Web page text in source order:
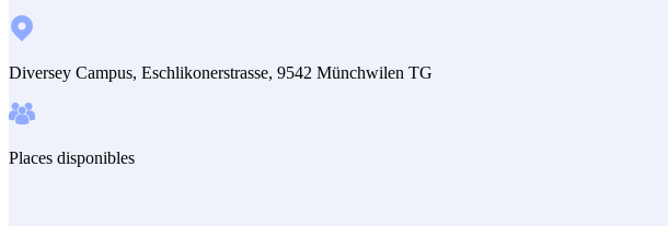
Diversey Campus, Eschlikonerstrasse, 9542 Münchwilen TG
Places disponibles